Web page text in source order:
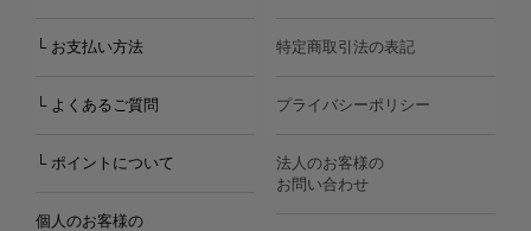
└ お支払い方法
└ よくあるご質問
└ ポイントについて
個人のお客様の
特定商取引法の表記
プライバシーポリシー
法人のお客様の
お問い合わせ